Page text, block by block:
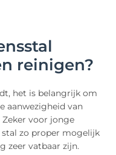
reinigen?
het is belangrijk om
aanwezigheid van
voor jonge
zo proper mogelijk
zeer vatbaar zijn.